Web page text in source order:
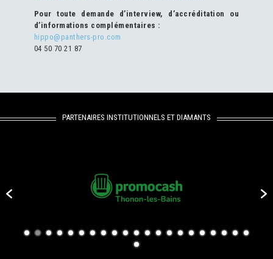
Pour toute demande d’interview, d’accréditation ou
d’informations complémentaires :
hippo@panthers-pro.com
04 50 70 21 87
PARTENAIRES INSTITUTIONNELS ET DIAMANTS